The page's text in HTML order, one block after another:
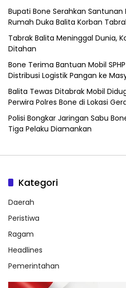
Bupati Bone Serahkan Santunan
Rumah Duka Balita Korban
Tabrak Balita Meninggal Dunia,
Ditahan
Bone Terima Bantuan Mobil
Distribusi Logistik Pangan ke
Balita Tewas Ditabrak Mobil
Perwira Polres Bone di Lokasi
Polisi Bongkar Jaringan Sabu
Tiga Pelaku Diamankan
Kategori
Daerah
Peristiwa
Ragam
Headlines
Pemerintahan